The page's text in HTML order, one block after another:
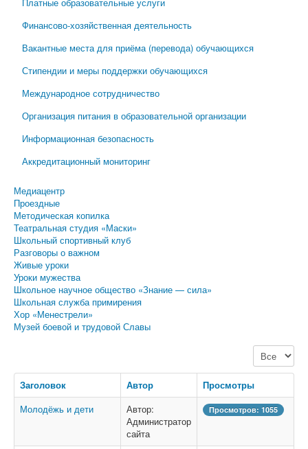
Финансово-хозяйственная деятельность
Вакантные места для приёма (перевода) обучающихся
Стипендии и меры поддержки обучающихся
Международное сотрудничество
Организация питания в образовательной организации
Информационная безопасность
Аккредитационный мониторинг
Медиацентр
Проездные
Методическая копилка
Театральная студия «Маски»
Школьный спортивный клуб
Разговоры о важном
Живые уроки
Уроки мужества
Школьное научное общество «Знание — сила»
Школьная служба примирения
Хор «Менестрели»
Музей боевой и трудовой Славы
Кол-во
Заголовок Автор
Просмотры
Молодёжь и дети
Автор:
Администратор
сайта
Просмотров: 1055